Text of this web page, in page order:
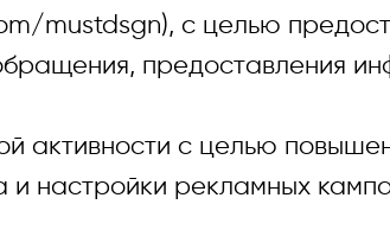
mustdsgn), с целью
предоставления
с целью
и настройки рекламных